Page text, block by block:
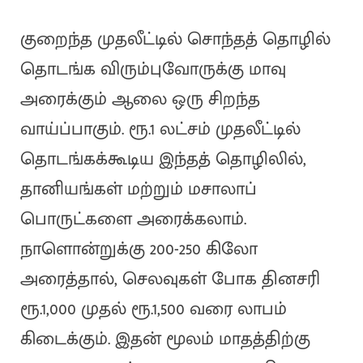
குறைந்த முதலீட்டில் சொந்தத் தொழில்
தொடங்க விரும்புவோருக்கு மாவு
அரைக்கும் ஆலை ஒரு சிறந்த
வாய்ப்பாகும். ரூ.1 லட்சம் முதலீட்டில்
தொடங்கக்கூடிய இந்தத் தொழிலில்,
தானியங்கள் மற்றும் மசாலாப்
பொருட்களை அரைக்கலாம்.
நாளொன்றுக்கு 200-250 கிலோ
அரைத்தால், செலவுகள் போக தினசரி
ரூ.1,000 முதல் ரூ.1,500 வரை லாபம்
கிடைக்கும். இதன் மூலம் மாதத்திற்கு